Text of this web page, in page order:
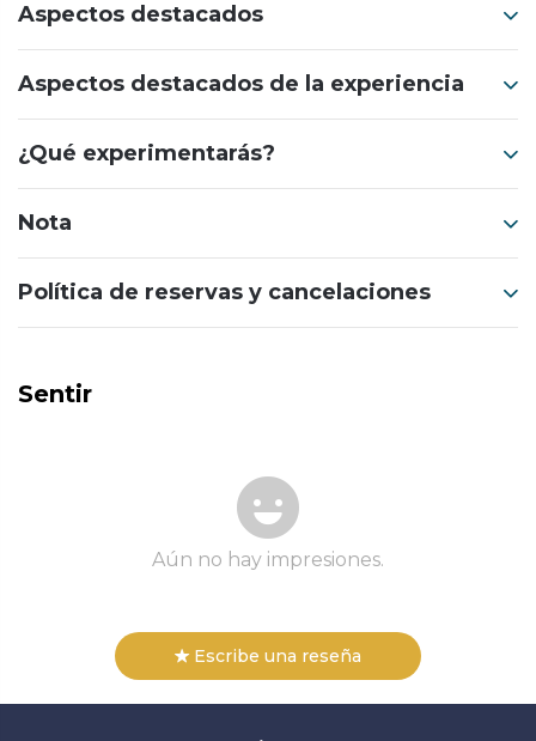
Aspectos destacados
Aspectos destacados de la experiencia
¿Qué experimentarás?
Nota
Política de reservas y cancelaciones
Sentir
Aún no hay impresiones.
Escribe una reseña